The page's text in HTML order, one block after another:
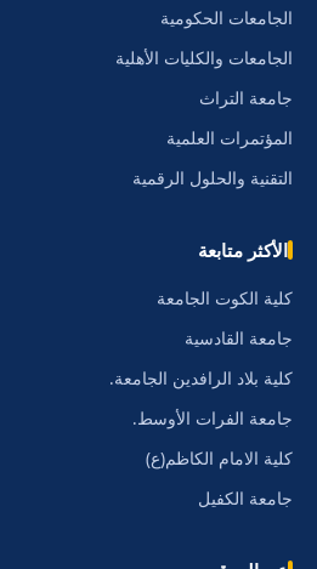
الجامعات الحكومية
الجامعات والكليات الأهلية
جامعة التراث
المؤتمرات العلمية
التقنية والحلول الرقمية
الأكثر متابعة
كلية الكوت الجامعة
جامعة القادسية
كلية بلاد الرافدين الجامعة.
جامعة الفرات الأوسط.
كلية الامام الكاظم(ع)
جامعة الكفيل